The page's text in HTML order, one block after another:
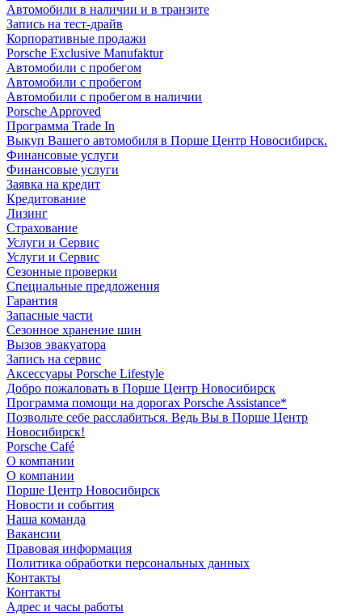
Автомобили в наличии и в транзите
Запись на тест-драйв
Корпоративные продажи
Porsche Exclusive Manufaktur
Автомобили с пробегом
Автомобили с пробегом
Автомобили с пробегом в наличии
Porsche Approved
Программа Trade In
Выкуп Вашего автомобиля в Порше Центр Новосибирск.
Финансовые услуги
Финансовые услуги
Заявка на кредит
Кредитование
Лизинг
Страхование
Услуги и Сервис
Услуги и Сервис
Сезонные проверки
Специальные предложения
Гарантия
Запасные части
Сезонное хранение шин
Вызов эвакуатора
Запись на сервис
Аксессуары Porsche Lifestyle
Добро пожаловать в Порше Центр Новосибирск
Программа помощи на дорогах Porsche Assistance*
Позвольте себе расслабиться. Ведь Вы в Порше Центр
Новосибирск!
Porsche Café
О компании
О компании
Порше Центр Новосибирск
Новости и события
Наша команда
Вакансии
Правовая информация
Политика обработки персональных данных
Контакты
Контакты
Адрес и часы работы